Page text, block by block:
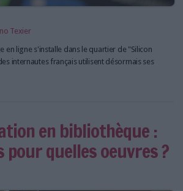
Texier
en ligne s'installe dans le quartier de "Silicon
internautes français utilisent désormais ses
en bibliothèque :
quelles oeuvres ?